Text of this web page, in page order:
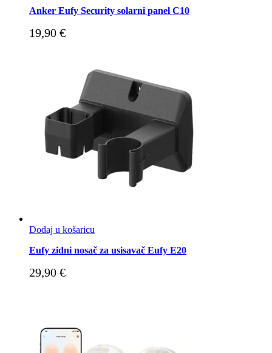
Anker Eufy Security solarni panel C10
19,90 €
Dodaj u košaricu
Eufy zidni nosač za usisavač Eufy E20
29,90 €